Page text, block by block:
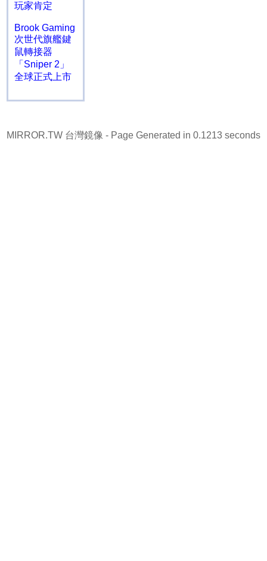
玩家肯定
Brook Gaming
次世代旗艦鍵
鼠轉接器
「Sniper 2」
全球正式上市
MIRROR.TW 台灣鏡像 - Page Generated in 0.1213 seconds